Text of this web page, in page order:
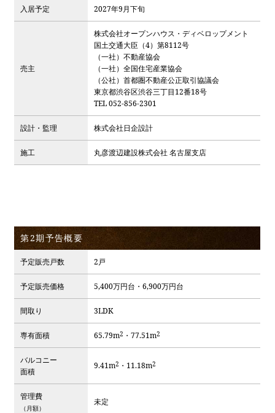
入居予定 2027年9月下旬
売主
株式会社オープンハウス・ディベロップメント
国土交通大臣（4）第8112号
（一社）不動産協会
（一社）全国住宅産業協会
（公社）首都圏不動産公正取引協議会
東京都渋谷区渋谷三丁目12番18号
TEL 052-856-2301
設計・監理 株式会社日企設計
施工 丸彦渡辺建設株式会社 名古屋支店
第2期予告概要
予定販売戸数 2戸
予定販売価格 5,400万円台・6,900万円台
間取り 3LDK
専有面積 65.79m2 ・77.51m2
バルコニー
面積
9.41m2 ・11.18m2
管理費
（月額）
未定